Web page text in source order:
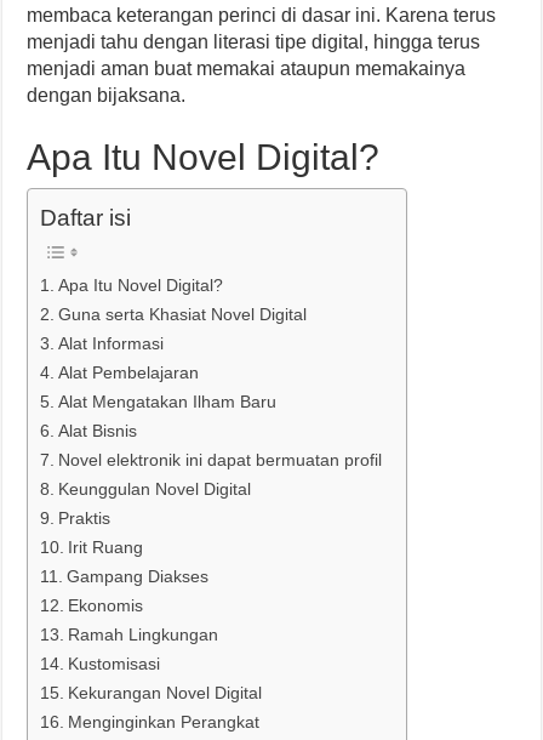
membaca keterangan perinci di dasar ini. Karena terus
menjadi tahu dengan literasi tipe digital, hingga terus
menjadi aman buat memakai ataupun memakainya
dengan bijaksana.
Apa Itu Novel Digital?
Daftar isi
Apa Itu Novel Digital?
Guna serta Khasiat Novel Digital
Alat Informasi
Alat Pembelajaran
Alat Mengatakan Ilham Baru
Alat Bisnis
Novel elektronik ini dapat bermuatan profil
Keunggulan Novel Digital
Praktis
Irit Ruang
Gampang Diakses
Ekonomis
Ramah Lingkungan
Kustomisasi
Kekurangan Novel Digital
Menginginkan Perangkat